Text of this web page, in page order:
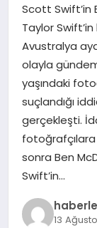
SAĞLIK
EKONOMI
MAGAZIN
EĞITIM
Scott Swift’in
Taylor
Avustralya
olayla
yaşındaki
suçlandığı
gerçekleşti.
sonra Ben
Swift’in…
13